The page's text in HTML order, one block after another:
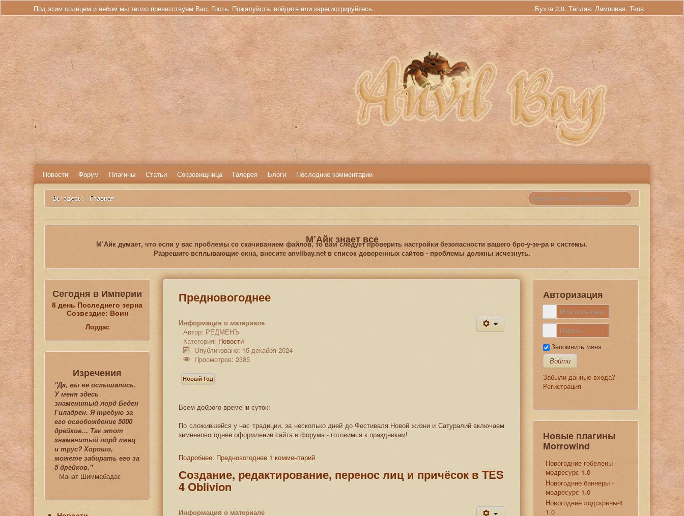
Под этим солнцем и небом мы тепло приветствуем Вас, Гость. Пожалуйста, войдите или зарегистрируйтесь. Бухта 2.0. Тёплая. Ламповая. Твоя.
Новости Форум Плагины Статьи Сокровищница Галерея Блоги Последние комментарии
Вы здесь: Главная
М’Айк знает все
М’Айк думает, что если у вас проблемы со скачиванием файлов, то вам следует проверить настройки безопасности вашего бро-у-зе-ра и системы.
Разрешите всплывающие окна, внесите anvilbay.net в список доверенных сайтов - проблемы должны исчезнуть.
Сегодня в Империи
8 день Последнего зерна
Созвездие: Воин
Лордас
Изречения
"Да, вы не ослышались.
У меня здесь
знаменитый лорд Беден
Гиладрен. Я требую за
его освобождение 5000
дрейков... Так этот
знаменитый лорд лжец
и трус? Хорошо,
можете забирать его за
5 дрейков."
Манат Шиммабадас
Предновогоднее
Информация о материале
Автор: РЕДМЕНЪ
Категория: Новости
Опубликовано: 15 декабря 2024
Просмотров: 2385
Новый Год
Всем доброго времени суток!
По сложившейся у нас традиции, за несколько дней до Фестиваля Новой жизни и Сатуралий включаем
зимненовогоднее оформление сайта и форума - готовимся к праздникам!
Подробнее: Предновогоднее 1 комментарий
Создание, редактирование, перенос лиц и причёсок в TES
4 Oblivion
Информация о материале
Авторизация
Запомнить меня
Войти
Забыли данные входа?
Регистрация
Новые плагины
Morrowind
Новогодние гобелены -
модресурс 1.0
Новогодние баннеры -
модресурс 1.0
Новогодние лодскрины-4
1.0